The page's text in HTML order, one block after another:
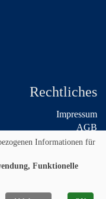
Rechtliches
Impressum
AGB
Widerruf
Informationen für
Funktionelle